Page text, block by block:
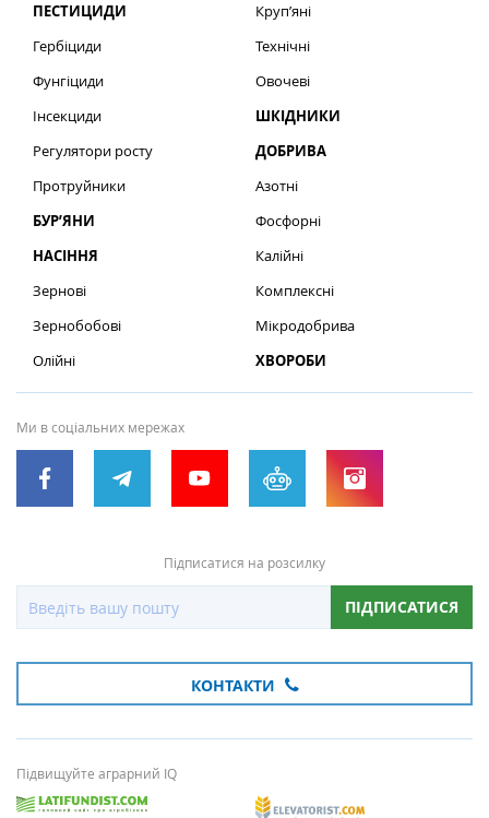
ПЕСТИЦИДИ
Гербіциди
Фунгіциди
Інсекциди
Регулятори росту
Протруйники
БУР’ЯНИ
НАСІННЯ
Зернові
Зернобобові
Олійні
Круп’яні
Технічні
Овочеві
ШКІДНИКИ
ДОБРИВА
Азотні
Фосфорні
Калійні
Комплексні
Мікродобрива
ХВОРОБИ
Ми в соціальних мережах
Підписатися на розсилку
ПІДПИСАТИСЯ
КОНТАКТИ
Підвищуйте аграрний IQ